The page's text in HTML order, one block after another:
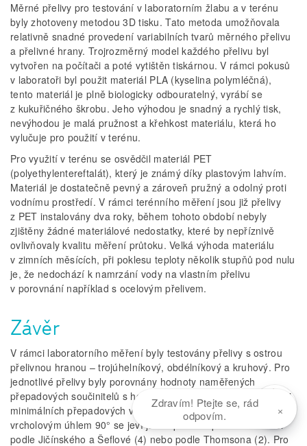
Měrné přelivy pro testování v laboratorním žlabu a v terénu
byly zhotoveny metodou 3D tisku. Tato metoda umožňovala
relativně snadné provedení variabilních tvarů měrného přelivu
a přelivné hrany. Trojrozměrný model každého přelivu byl
vytvořen na počítači a poté vytištěn tiskárnou. V rámci pokusů
v laboratoři byl použit materiál PLA (kyselina polymléčná),
tento materiál je plně biologicky odbouratelný, vyrábí se
z kukuřičného škrobu. Jeho výhodou je snadný a rychlý tisk,
nevýhodou je malá pružnost a křehkost materiálu, která ho
vylučuje pro použití v terénu.
Pro využití v terénu se osvědčil materiál PET
(polyethylentereftalát), který je známý díky plastovým lahvím.
Materiál je dostatečně pevný a zároveň pružný a odolný proti
vodnímu prostředí. V rámci terénního měření jsou již přelivy
z PET instalovány dva roky, během tohoto období nebyly
zjištěny žádné materiálové nedostatky, které by nepříznivě
ovlivňovaly kvalitu měření průtoku. Velká výhoda materiálu
v zimních měsících, při poklesu teploty několik stupňů pod nulu
je, že nedochází k namrzání vody na vlastním přelivu
v porovnání například s ocelovým přelivem.
Závěr
V rámci laboratorního měření byly testovány přelivy s ostrou
přelivnou hranou – trojúhelníkový, obdélníkový a kruhový. Pro
jednotlivé přelivy byly porovnány hodnoty naměřených
přepadových součinitelů s hodnotami podle různých autorů při
minimálních přepadových výškách. Pro trojúhelníkový přeliv s
vrcholovým úhlem 90° se jeví jako optimální používat rovnici
podle Jičínského a Šeflové (4) nebo podle Thomsona (2). Pro
Zdravím! Ptejte se, rád
odpovím.
×